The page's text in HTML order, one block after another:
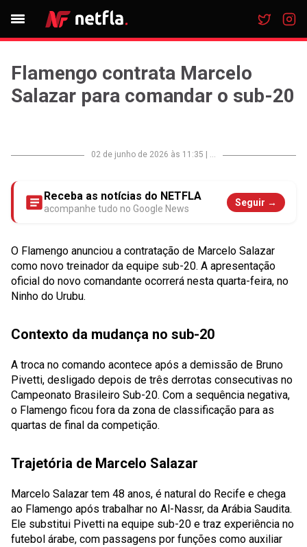
Flamengo contrata Marcelo
Salazar para comandar o sub-20
02 de junho de 2026 às 11:35 ...
Receba as notícias do NETFLA
acompanhe tudo no Google News
Seguir →
O Flamengo anunciou a contratação de Marcelo Salazar
como novo treinador da equipe sub-20. A apresentação
oficial do novo comandante ocorrerá nesta quarta-feira, no
Ninho do Urubu.
Contexto da mudança no sub-20
A troca no comando acontece após a demissão de Bruno
Pivetti, desligado depois de três derrotas consecutivas no
Campeonato Brasileiro Sub-20. Com a sequência negativa,
o Flamengo ficou fora da zona de classificação para as
quartas de final da competição.
Trajetória de Marcelo Salazar
Marcelo Salazar tem 48 anos, é natural do Recife e chega
ao Flamengo após trabalhar no Al-Nassr, da Arábia Saudita.
Ele substitui Pivetti na equipe sub-20 e traz experiência no
futebol árabe, com passagens por funções como auxiliar